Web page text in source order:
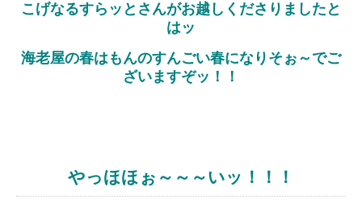
こげなるすらッとさんがお越しくださりましたと
はッ
海老屋の春はもんのすんごい春になりそぉ～でご
ざいますぞッ！！
やっほほぉ～～～いッ！！！